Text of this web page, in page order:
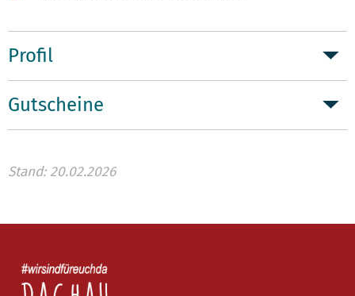
Profil
Gutscheine
Stand: 20.02.2026